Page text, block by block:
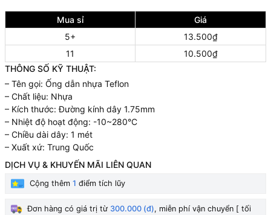
Mua sỉ
Giá
5+
13.500₫
11
10.500₫
THÔNG SỐ KỸ THUẬT:
– Tên gọi: Ống dẫn nhựa Teflon
– Chất liệu: Nhựa
– Kích thước: Đường kính dây 1.75mm
– Nhiệt độ hoạt động: -10~280°C
– Chiều dài dây: 1 mét
– Xuất xứ: Trung Quốc
DỊCH VỤ & KHUYẾN MÃI LIÊN QUAN
Cộng thêm 1 điểm tích lũy
Đơn hàng có giá trị từ 300.000 (đ), miễn phí vận chuyển [ tối